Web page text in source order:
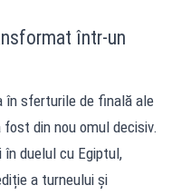
într-un
în sferturile de finală ale
fost din nou omul decisiv.
duelul cu Egiptul,
a turneului și